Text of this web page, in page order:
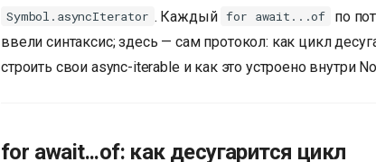
Symbol.asyncIterator . Каждый for await...of
по
ввели синтаксис; здесь — сам протокол: как цикл
строить свои async-iterable и как это устроено внутри
for await...of: как десугарится цикл